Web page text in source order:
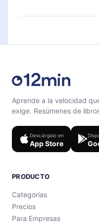
Siéntete libre de
Aprende a la velocidad
exige. Resúmenes de
Descárgalo en
App Store
PRODUCTO
Categorías
Precios
Para Empresas